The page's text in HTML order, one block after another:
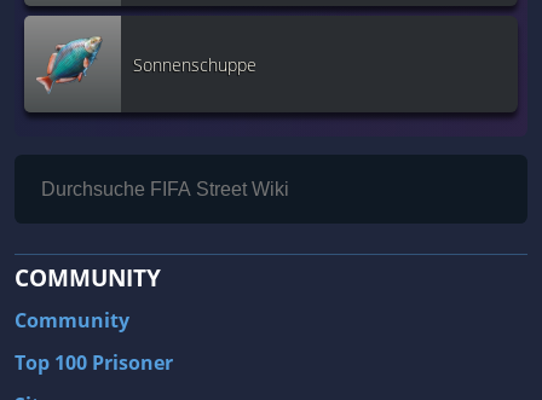
Sonnenschuppe
COMMUNITY
Community
Top 100 Prisoner